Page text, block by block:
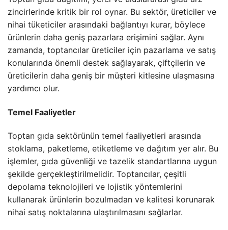
zincirlerinde kritik bir rol oynar. Bu sektör, üreticiler ve
nihai tüketiciler arasındaki bağlantıyı kurar, böylece
ürünlerin daha geniş pazarlara erişimini sağlar. Aynı
zamanda, toptancılar üreticiler için pazarlama ve satış
konularında önemli destek sağlayarak, çiftçilerin ve
üreticilerin daha geniş bir müşteri kitlesine ulaşmasına
yardımcı olur.
Temel Faaliyetler
Toptan gıda sektörünün temel faaliyetleri arasında
stoklama, paketleme, etiketleme ve dağıtım yer alır. Bu
işlemler, gıda güvenliği ve tazelik standartlarına uygun
şekilde gerçekleştirilmelidir. Toptancılar, çeşitli
depolama teknolojileri ve lojistik yöntemlerini
kullanarak ürünlerin bozulmadan ve kalitesi korunarak
nihai satış noktalarına ulaştırılmasını sağlarlar.